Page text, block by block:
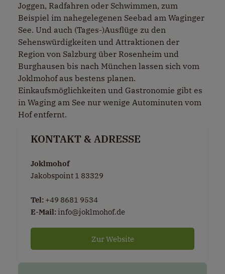
Joggen, Radfahren oder Schwimmen, zum
Beispiel im nahegelegenen Seebad am Waginger
See. Und auch (Tages-)Ausflüge zu den
Sehenswürdigkeiten und Attraktionen der
Region von Salzburg über Rosenheim und
Burghausen bis nach München lassen sich vom
Joklmohof aus bestens planen.
Einkaufsmöglichkeiten und Gastronomie gibt es
in Waging am See nur wenige Autominuten vom
Hof entfernt.
KONTAKT & ADRESSE
Joklmohof
Jakobspoint 1 83329
Tel: +49 8681 9534
E-Mail:info@joklmohof.de
Zur Website